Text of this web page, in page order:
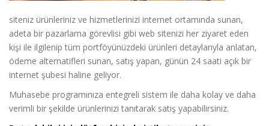
siteniz ürünleriniz ve hizmetlerinizi internet ortamında sunan,
adeta bir pazarlama görevlisi gibi web sitenizi her ziyaret eden
kişi ile ilgilenip tüm portföyünüzdeki ürünleri detaylarıyla anlatan,
ödeme alternatifleri sunan, satış yapan, günün 24 saati açık bir
internet şubesi haline geliyor.
Muhasebe programınıza entegreli sistem ile daha kolay ve daha
verimli bir şekilde ürünlerinizi tanıtarak satış yapabilirsiniz.